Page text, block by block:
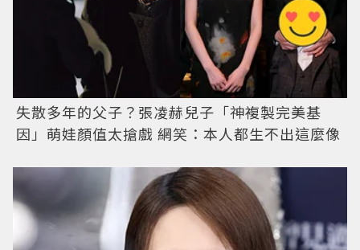
失散多年的父子？張凌赫兒子「神複製完美基
因」萌娃顏值太搶戲 網笑：本人都生不出這麼像